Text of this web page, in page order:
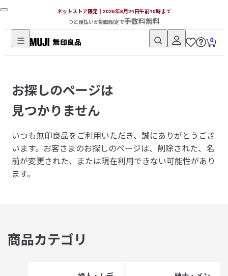
ネットストア限定｜2026年8月24日午前10時まで
つど後払いが期間限定で手数料無料
無
品
ネ
ッ
ト
ス
ト
ア
0
お探しのページは
見つかりません
いつも無印良品をご利用いただき、誠にありがとうござ
います。 お客さまのお探しのページは、削除された、名
前が変更された、または現在利用できない可能性があり
ます。
商品カテゴリ